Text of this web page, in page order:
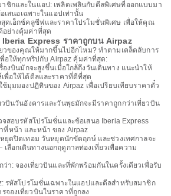
ชิกและในแอป: เพลิดเพลินกับดีลพิเศษที่ออกแบบมา
เสนอเฉพาะในแอปเท่านั้น
ดเอ็กซ์คลูซีฟและราคาโปรโมชั่นพิเศษ เพื่อให้คุณ
อย่างคุ้มค่าที่สุด
Iberia Express ราคาถูกบน Airpaz
วของคุณให้มากขึ้นไปอีกไหม? ทำตามเคล็ดลับการ
อให้ทุกทริปกับ Airpaz คุ้มค่าที่สุด:
องบินมักจะสูงขึ้นเมื่อใกล้ถึงวันเดินทาง แนะนำให้
พื่อให้ได้ดีลและราคาที่ดีที่สุด
ช้มุมมองปฏิทินของ Airpaz เพื่อเปรียบเทียบราคาตั๋ว
บินวันอังคารและวันพุธมักจะมีราคาถูกกว่าเที่ยวบิน
สอบรหัสโปรโมชั่นและข้อเสนอ Iberia Express
ที่หน้า และหน้า ของ Airpaz
ยุดปิดเทอม วันหยุดนักขัตฤกษ์ และช่วงเทศกาลจะ
ลือกเดินทางนอกฤดูกาลท่องเที่ยวเพื่อความ
ว่า: จองเที่ยวบินและที่พักพร้อมกันในครั้งเดียวเพื่อรับ
รหัสโปรโมชั่นเฉพาะในแอปและดีลสำหรับสมาชิก
จองเที่ยวบินในราคาที่ถูกลง